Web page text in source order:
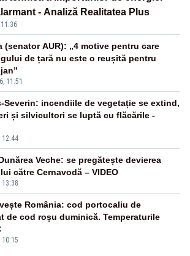
- Analiză Realitatea Plus
11:51
(senator AUR): „4 motive pentru care
de țară nu este o reușită pentru
12:44
Severin: incendiile de vegetație se extind,
și silvicultori se luptă cu flăcările -
13:38
Veche: se pregătește devierea
către Cernavodă – VIDEO
10:15
România: cod portocaliu de
de cod roșu duminică. Temperaturile